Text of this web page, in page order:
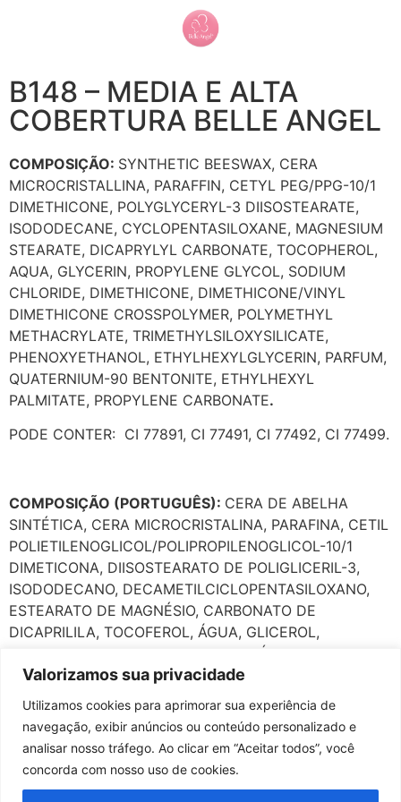
Valorizamos sua privacidade
Utilizamos cookies para aprimorar sua experiência de
navegação, exibir anúncios ou conteúdo personalizado e
analisar nosso tráfego. Ao clicar em “Aceitar todos”, você
concorda com nosso uso de cookies.
B148 – MEDIA E ALTA
COBERTURA BELLE ANGEL
COMPOSIÇÃO: SYNTHETIC BEESWAX, CERA
MICROCRISTALLINA, PARAFFIN, CETYL PEG/PPG-10/1
DIMETHICONE, POLYGLYCERYL-3 DIISOSTEARATE,
ISODODECANE, CYCLOPENTASILOXANE, MAGNESIUM
STEARATE, DICAPRYLYL CARBONATE, TOCOPHEROL,
AQUA, GLYCERIN, PROPYLENE GLYCOL, SODIUM
CHLORIDE, DIMETHICONE, DIMETHICONE/VINYL
DIMETHICONE CROSSPOLYMER, POLYMETHYL
METHACRYLATE, TRIMETHYLSILOXYSILICATE,
PHENOXYETHANOL, ETHYLHEXYLGLYCERIN, PARFUM,
QUATERNIUM-90 BENTONITE, ETHYLHEXYL
PALMITATE, PROPYLENE CARBONATE.
PODE CONTER: CI 77891, CI 77491, CI 77492, CI 77499.
COMPOSIÇÃO (PORTUGUÊS): CERA DE ABELHA
SINTÉTICA, CERA MICROCRISTALINA, PARAFINA, CETIL
POLIETILENOGLICOL/POLIPROPILENOGLICOL-10/1
DIMETICONA, DIISOSTEARATO DE POLIGLICERIL-3,
ISODODECANO, DECAMETILCICLOPENTASILOXANO,
ESTEARATO DE MAGNÉSIO, CARBONATO DE
DICAPRILILA, TOCOFEROL, ÁGUA, GLICEROL,
PROPILENO GLICOL, CLORETO DE SÓDIO,
DIMETICONA, CROSPOLÍMERO DE DIMETICONA/VINIL
DIMETICONA, METACRILATO DE POLIMETILA,
TRIMETILSILOXISSILICATO, FENOXIETANOL,
ETILEXILGLICERINA, PERFUME, BENTONITA
QUATÉRNIO-90, PALMITATO DE ETILEXILA,